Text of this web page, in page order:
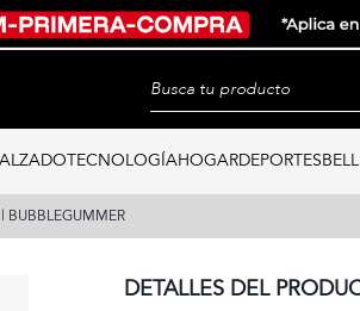
TECNOLOGÍAHOGARDEPORTES
BUBBLEGUMMER
DETALLES DEL